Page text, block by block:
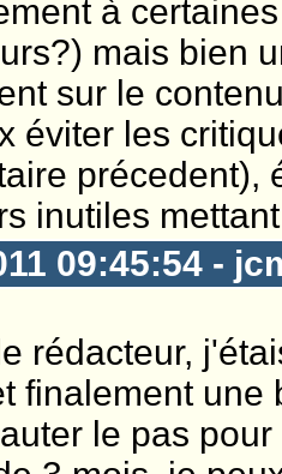
à
mais bien
sur le
éviter les
précedent),
inutiles
09:45:54 -
rédacteur,
finalement une
le pas